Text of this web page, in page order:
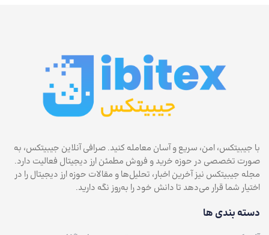
با جیبیتکس، امن، سریع و آسان معامله کنید. صرافی آنلاین جیبیتکس، به
صورت تخصصی در حوزه خرید و فروش مطمئن ارز دیجیتال فعالیت دارد.
مجله جیبیتکس نیز آخرین اخبار، تحلیل‌ها و مقالات حوزه ارز دیجیتال را در
اختیار شما قرار می‌دهد تا دانش خود را به‌روز نگه دارید.
دسته بندی ها